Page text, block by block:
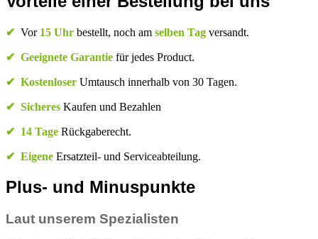
✔ Vor 15 Uhr bestellt, noch am selben Tag versandt.
✔ Geeignete Garantie für jedes Product.
✔ Kostenloser Umtausch innerhalb von 30 Tagen.
✔ Sicheres Kaufen und Bezahlen
✔ 14 Tage Rückgaberecht.
✔ Eigene Ersatzteil- und Serviceabteilung.
Plus- und Minuspunkte
Laut unserem Spezialisten